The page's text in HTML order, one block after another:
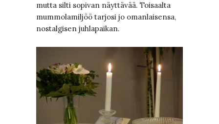
mutta silti sopivan näyttävää. Toisaalta
mummolamiljöö tarjosi jo omanlaisensa,
nostalgisen juhlapaikan.